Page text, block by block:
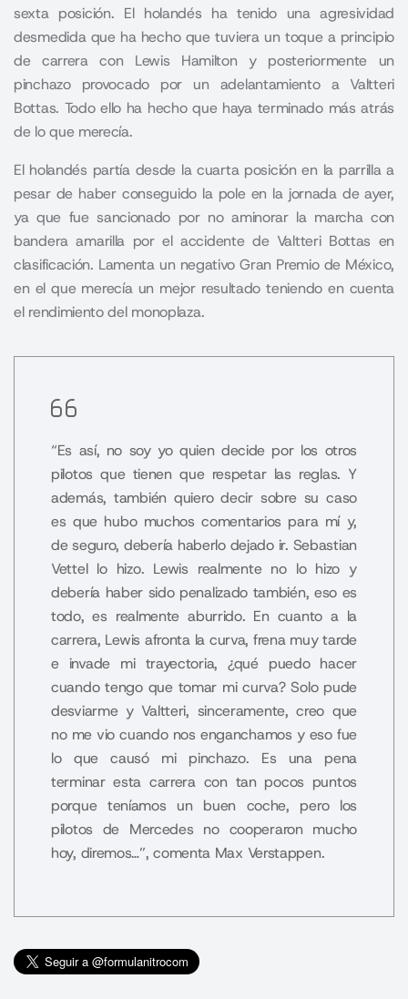
sexta posición. El holandés ha tenido una agresividad
desmedida que ha hecho que tuviera un toque a principio
de carrera con Lewis Hamilton y posteriormente un
pinchazo provocado por un adelantamiento a Valtteri
Bottas. Todo ello ha hecho que haya terminado más atrás
de lo que merecía.
El holandés partía desde la cuarta posición en la parrilla a
pesar de haber conseguido la pole en la jornada de ayer,
ya que fue sancionado por no aminorar la marcha con
bandera amarilla por el accidente de Valtteri Bottas en
clasificación. Lamenta un negativo Gran Premio de México,
en el que merecía un mejor resultado teniendo en cuenta
el rendimiento del monoplaza.
“Es así, no soy yo quien decide por los otros
pilotos que tienen que respetar las reglas. Y
además, también quiero decir sobre su caso
es que hubo muchos comentarios para mí y,
de seguro, debería haberlo dejado ir. Sebastian
Vettel lo hizo. Lewis realmente no lo hizo y
debería haber sido penalizado también, eso es
todo, es realmente aburrido. En cuanto a la
carrera, Lewis afronta la curva, frena muy tarde
e invade mi trayectoria, ¿qué puedo hacer
cuando tengo que tomar mi curva? Solo pude
desviarme y Valtteri, sinceramente, creo que
no me vio cuando nos enganchamos y eso fue
lo que causó mi pinchazo. Es una pena
terminar esta carrera con tan pocos puntos
porque teníamos un buen coche, pero los
pilotos de Mercedes no cooperaron mucho
hoy, diremos…”, comenta Max Verstappen.